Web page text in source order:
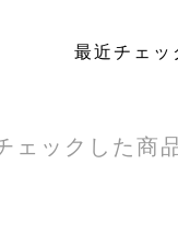
最近チェッ
ェックした商